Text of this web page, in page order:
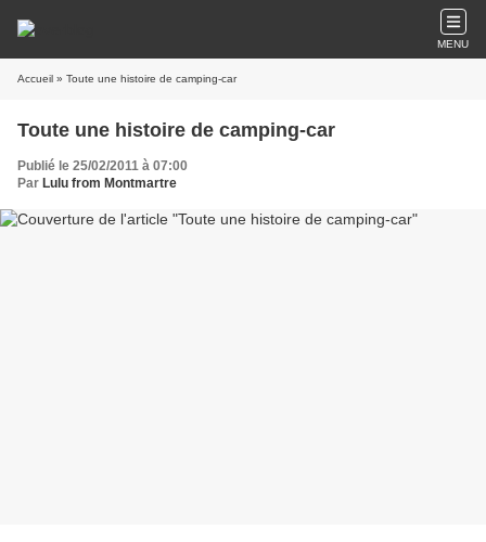
MENU
Accueil » Toute une histoire de camping-car
Toute une histoire de camping-car
Publié le 25/02/2011 à 07:00
Par Lulu from Montmartre